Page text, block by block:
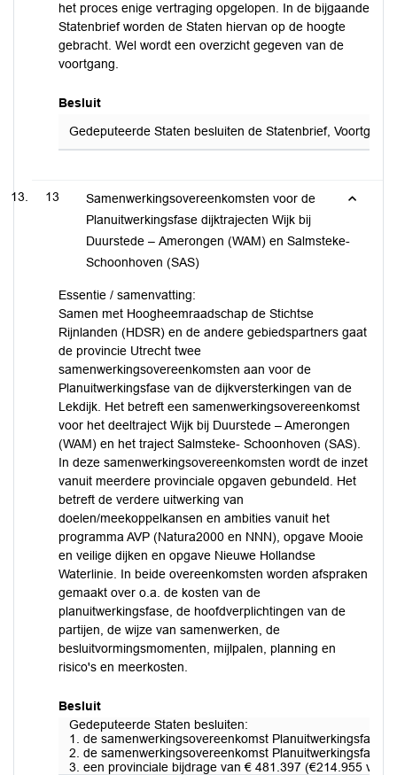
het proces enige vertraging opgelopen. In de bijgaande
Statenbrief worden de Staten hiervan op de hoogte
gebracht. Wel wordt een overzicht gegeven van de
voortgang.
Besluit
Gedeputeerde Staten besluiten de Statenbrief,
13
Samenwerkingsovereenkomsten voor de
Planuitwerkingsfase dijktrajecten Wijk bij
Duurstede – Amerongen (WAM) en Salmsteke-
Schoonhoven (SAS)
Essentie / samenvatting:
Samen met Hoogheemraadschap de Stichtse
Rijnlanden (HDSR) en de andere gebiedspartners gaat
de provincie Utrecht twee
samenwerkingsovereenkomsten aan voor de
Planuitwerkingsfase van de dijkversterkingen van de
Lekdijk. Het betreft een samenwerkingsovereenkomst
voor het deeltraject Wijk bij Duurstede – Amerongen
(WAM) en het traject Salmsteke- Schoonhoven (SAS).
In deze samenwerkingsovereenkomsten wordt de inzet
vanuit meerdere provinciale opgaven gebundeld. Het
betreft de verdere uitwerking van
doelen/meekoppelkansen en ambities vanuit het
programma AVP (Natura2000 en NNN), opgave Mooie
en veilige dijken en opgave Nieuwe Hollandse
Waterlinie. In beide overeenkomsten worden afspraken
gemaakt over o.a. de kosten van de
planuitwerkingsfase, de hoofdverplichtingen van de
partijen, de wijze van samenwerken, de
besluitvormingsmomenten, mijlpalen, planning en
risico's en meerkosten.
Besluit
Gedeputeerde Staten besluiten:
1. de samenwerkingsovereenkomst Planuitwerkingsfase
2. de samenwerkingsovereenkomst Planuitwerkingsfase
3. een provinciale bijdrage van € 481.397 (€214.955